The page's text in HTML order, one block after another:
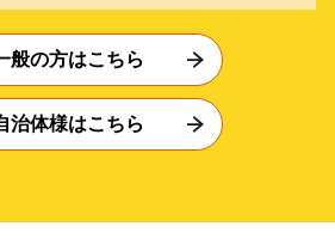
般の方はこちら
治体様はこちら